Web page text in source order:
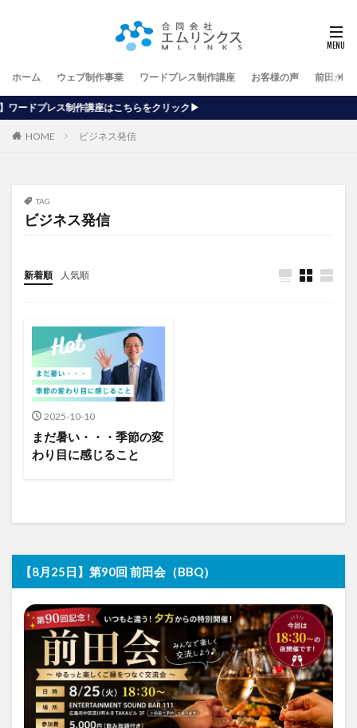
ホーム ウェブ制作事業 ワードプレス制作講座 お客様の声 前田が行
はこちらをクリック▶
HOME ビジネス発信
TAG
ビジネス発信
新着順 人気順
2025-10-10
まだ暑い・・・季節の変
わり目に感じること
【8月25日】第90回 前田会（BBQ）